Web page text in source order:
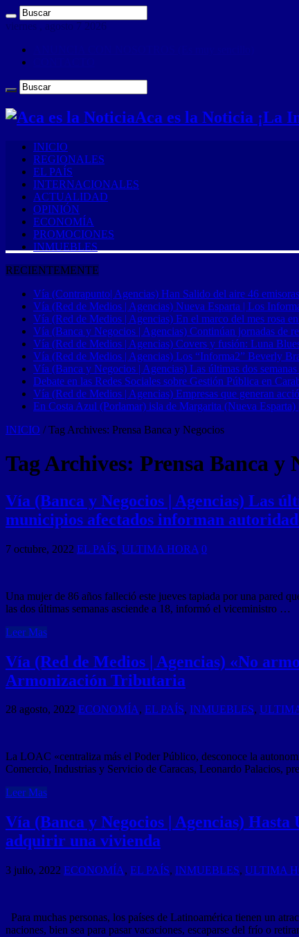
viernes , agosto 7 2026
Aca es la Noticia ¡La
INICIO
REGIONALES
EL PAÍS
INTERNACIONALES
ACTUALIDAD
OPINIÓN
ECONOMÍA
PROMOCIONES
INMUEBLES
RECIENTEMENTE
Vía (Contrapunto| Agencias) Han Salido del aire 46
Vía (Red de Medios | Agencias) Nueva Esparta | Los
Vía (Red de Medios | Agencias) En el marco del mes rosa
Vía (Banca y Negocios | Agencias) Continúan jornadas de
Vía (Red de Medios | Agencias) Covers y fusión: Luna
Vía (Red de Medios | Agencias) Los “Informa2” Beverly
Vía (Banca y Negocios | Agencias) Las últimas dos
Debate en las Redes Sociales sobre Gestión Pública en
Vía (Red de Medios | Agencias) Empresas que generan
En Costa Azul (Porlamar) isla de Margarita (Nueva
INICIO / Tag Archives: Prensa Banca y Negocios
Tag Archives: Prensa Banca y
Vía (Banca y Negocios | Agencias) Las
municipios afectados informan
7 octubre, 2022 EL PAÍS, ULTIMA HORA 0
Una mujer de 86 años falleció este jueves tapiada por una pared
las dos últimas semanas asciende a 18, informó el viceministro …
Leer Mas
Vía (Red de Medios | Agencias) «No
Armonización Tributaria
28 agosto, 2022 ECONOMÍA, EL PAÍS, INMUEBLES,
La LOAC «centraliza más el Poder Público, desconoce la
Comercio, Industrias y Servicio de Caracas, Leonardo Palacios,
Leer Mas
Vía (Banca y Negocios | Agencias)
adquirir una vivienda
3 julio, 2022 ECONOMÍA, EL PAÍS, INMUEBLES, ULTIMA
Para muchas personas, los países de Latinoamérica tienen un
naciones, bien sea para pasar vacaciones, escaparse del frío o